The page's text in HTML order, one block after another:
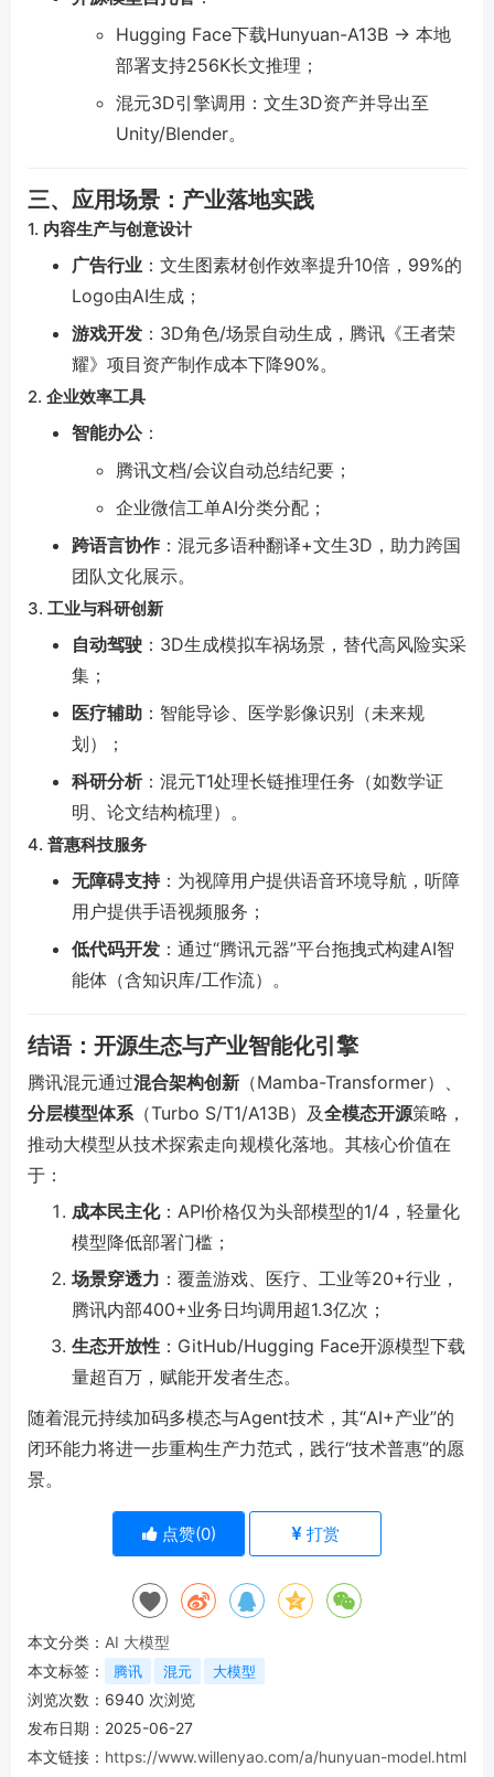
Hugging Face下载Hunyuan-A13B → 本地
部署支持256K长文推理；
混元3D引擎调用：文生3D资产并导出至
Unity/Blender。
三、应用场景：产业落地实践
1. 内容生产与创意设计
广告行业 ：文生图素材创作效率提升10倍，99%的
Logo由AI生成；
游戏开发 ：3D角色/场景自动生成，腾讯《王者荣
耀》项目资产制作成本下降90%。
2. 企业效率工具
智能办公：
腾讯文档/会议自动总结纪要；
企业微信工单AI分类分配；
跨语言协作 ：混元多语种翻译+文生3D，助力跨国
团队文化展示。
3. 工业与科研创新
自动驾驶 ：3D生成模拟车祸场景，替代高风险实采
集；
医疗辅助 ：智能导诊、医学影像识别（未来规
划）；
科研分析：混元T1处理长链推理任务（如数学证
明、论文结构梳理）。
4. 普惠科技服务
无障碍支持：为视障用户提供语音环境导航，听障
用户提供手语视频服务；
低代码开发 ：通过“腾讯元器”平台拖拽式构建AI智
能体（含知识库/工作流）。
结语：开源生态与产业智能化引擎
腾讯混元通过混合架构创新 （Mamba-Transformer）、
分层模型体系（Turbo S/T1/A13B）及全模态开源策略，
推动大模型从技术探索走向规模化落地。其核心价值在
于：
成本民主化：API价格仅为头部模型的1/4，轻量化
模型降低部署门槛；
场景穿透力 ：覆盖游戏、医疗、工业等20+行业，
腾讯内部400+业务日均调用超1.3亿次；
生态开放性 ：GitHub/Hugging Face开源模型下载
量超百万，赋能开发者生态。
随着混元持续加码多模态与Agent技术，其“AI+产业”的
闭环能力将进一步重构生产力范式，践行“技术普惠”的愿
景。
点赞(0) 打赏
本文分类： AI 大模型
本文标签：
腾讯 混元 大模型
浏览次数： 6940 次浏览
发布日期：2025-06-27
本文链接： https://www.willenyao.com/a/hunyuan-model.html